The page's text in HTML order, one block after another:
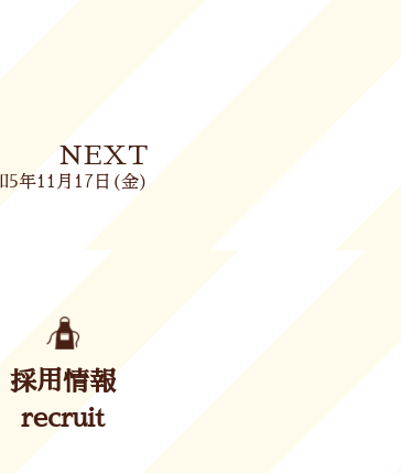
NEXT
5年11月17日(金)
採用情報
recruit